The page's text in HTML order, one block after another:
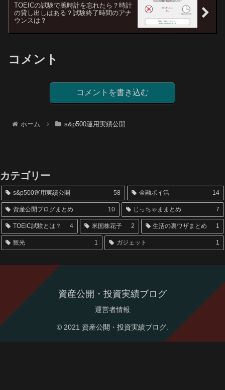
TOEICの試験で腕時計を忘れたら？時計
の貸し出しはある？試験終了時間のアナ
ウンスは？
コメント
コメントを書き込む
ホーム s&p500運用実績公開
カテゴリー
s&p500運用実績公開 58 金融ポイ活 14
資産公開ブログまとめ 10 じっちゃままとめ 7
TOEIC試験とは？ 4 米国株花子 2 生活の裏ワザまとめ 1
観光 1 ガジェット 1
資産公開・投資実績ブログ
運営者情報
© 2021 資産公開・投資実績ブログ.